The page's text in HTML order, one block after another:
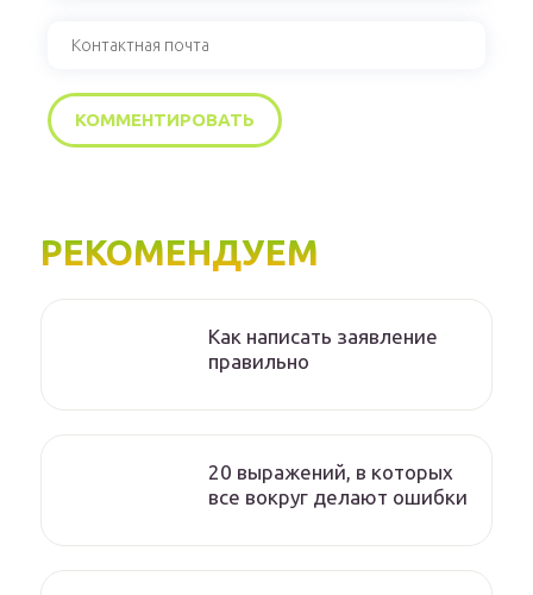
РЕКОМЕНДУЕМ
Как написать заявление
правильно
20 выражений, в которых
все вокруг делают ошибки